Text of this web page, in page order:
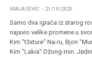
VANJA ŠEVIĆ 21/10/2025
Samo dva igrača iz starog
najavio velike promene u
Kim “t3xture” Na-ru, Bjon
Kim “Lakia” Džong-min.